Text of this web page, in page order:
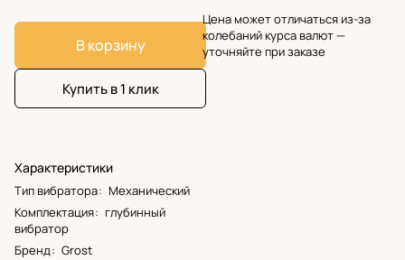
В корзину
Купить в 1 клик
Характеристики
Тип вибратора: Механический
Комплектация: глубинный
вибратор
Бренд: Grost
Цена может отличаться из-за
колебаний курса валют —
уточняйте при заказе